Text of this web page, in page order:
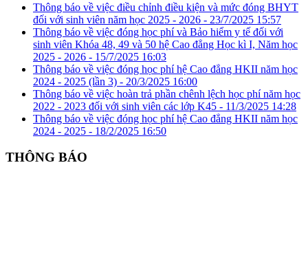
Thông báo về việc điều chỉnh điều kiện và mức đóng BHYT
đối với sinh viên năm học 2025 - 2026 - 23/7/2025 15:57
Thông báo về việc đóng học phí và Bảo hiểm y tế đối với
sinh viên Khóa 48, 49 và 50 hệ Cao đẳng Học kì I, Năm học
2025 - 2026 - 15/7/2025 16:03
Thông báo về việc đóng học phí hệ Cao đẳng HKII năm học
2024 - 2025 (lần 3) - 20/3/2025 16:00
Thông báo về việc hoàn trả phần chênh lệch học phí năm học
2022 - 2023 đối với sinh viên các lớp K45 - 11/3/2025 14:28
Thông báo về việc đóng học phí hệ Cao đẳng HKII năm học
2024 - 2025 - 18/2/2025 16:50
THÔNG BÁO